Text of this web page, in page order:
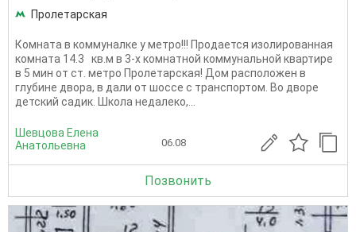
Пролетарская
Комната в коммуналке у метро!!! Продается изолированная
комната 14.3 кв.м в 3-х комнатной коммунальной квартире
в 5 мин от ст. метро Пролетарская! Дом расположен в
глубине двора, в дали от шоссе с транспортом. Во дворе
детский садик. Школа недалеко,...
Шевцова Елена
Анатольевна
06.08
Позвонить